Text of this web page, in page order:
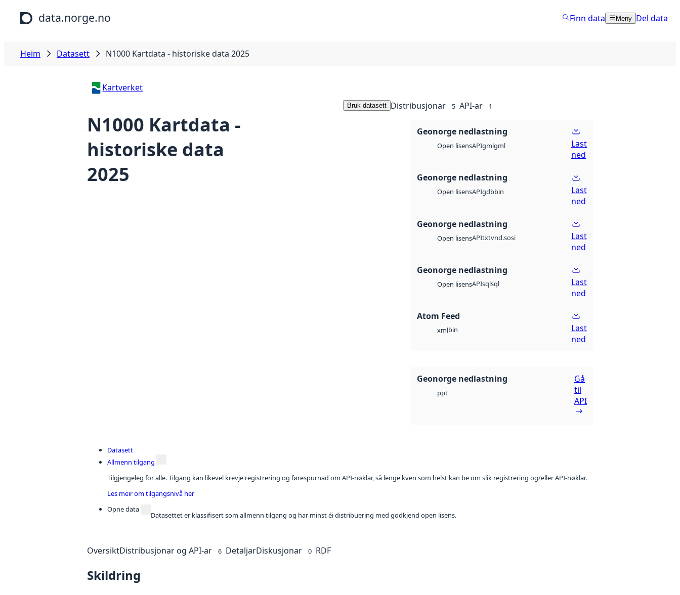
Hopp til hovudinnhald
data.norge.no Finn data Meny Del data
Heim Datasett N1000 Kartdata - historiske data 2025
Kartverket
N1000 Kartdata -
historiske data
2025
Bruk datasett Distribusjonar 5 API-ar 1
Geonorge nedlastning
Open lisensAPIgmlgml
Last
ned
Geonorge nedlastning
Open lisensAPIgdbbin
Last
ned
Geonorge nedlastning
Open lisensAPItxtvnd.sosi
Last
ned
Geonorge nedlastning
Open lisensAPIsqlsql
Last
ned
Atom Feed
xmlbin
Last
ned
Geonorge nedlastning
ppt
Gå
til
API
Datasett
Allmenn tilgang
Tilgjengeleg for alle. Tilgang kan likevel krevje registrering og førespurnad om API-nøklar, så lenge kven som helst kan be om slik registrering og/eller API-nøklar.
Les meir om tilgangsnivå her
Opne data
Datasettet er klassifisert som allmenn tilgang og har minst éi distribuering med godkjend open lisens.
OversiktDistribusjonar og API-ar 6 DetaljarDiskusjonar 0 RDF
Skildring